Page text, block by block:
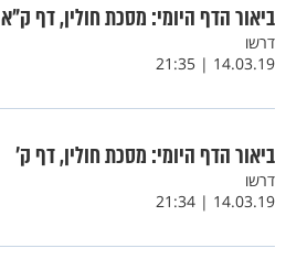
ביאור הדף היומי: מסכת חולין, דף ק"א
דרשו
14.03.19 | 21:35
ביאור הדף היומי: מסכת חולין, דף ק’
דרשו
14.03.19 | 21:34